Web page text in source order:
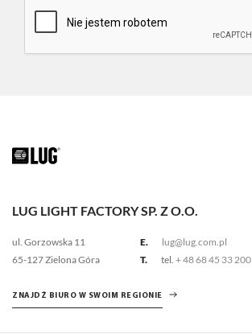
LUG LIGHT FACTORY SP. Z O.O.
ul. Gorzowska 11
65-127 Zielona Góra
E.
lug@lug.com.pl
T.
tel. + 48 68 45 33 200
ZNAJDŹ BIURO W SWOIM REGIONIE